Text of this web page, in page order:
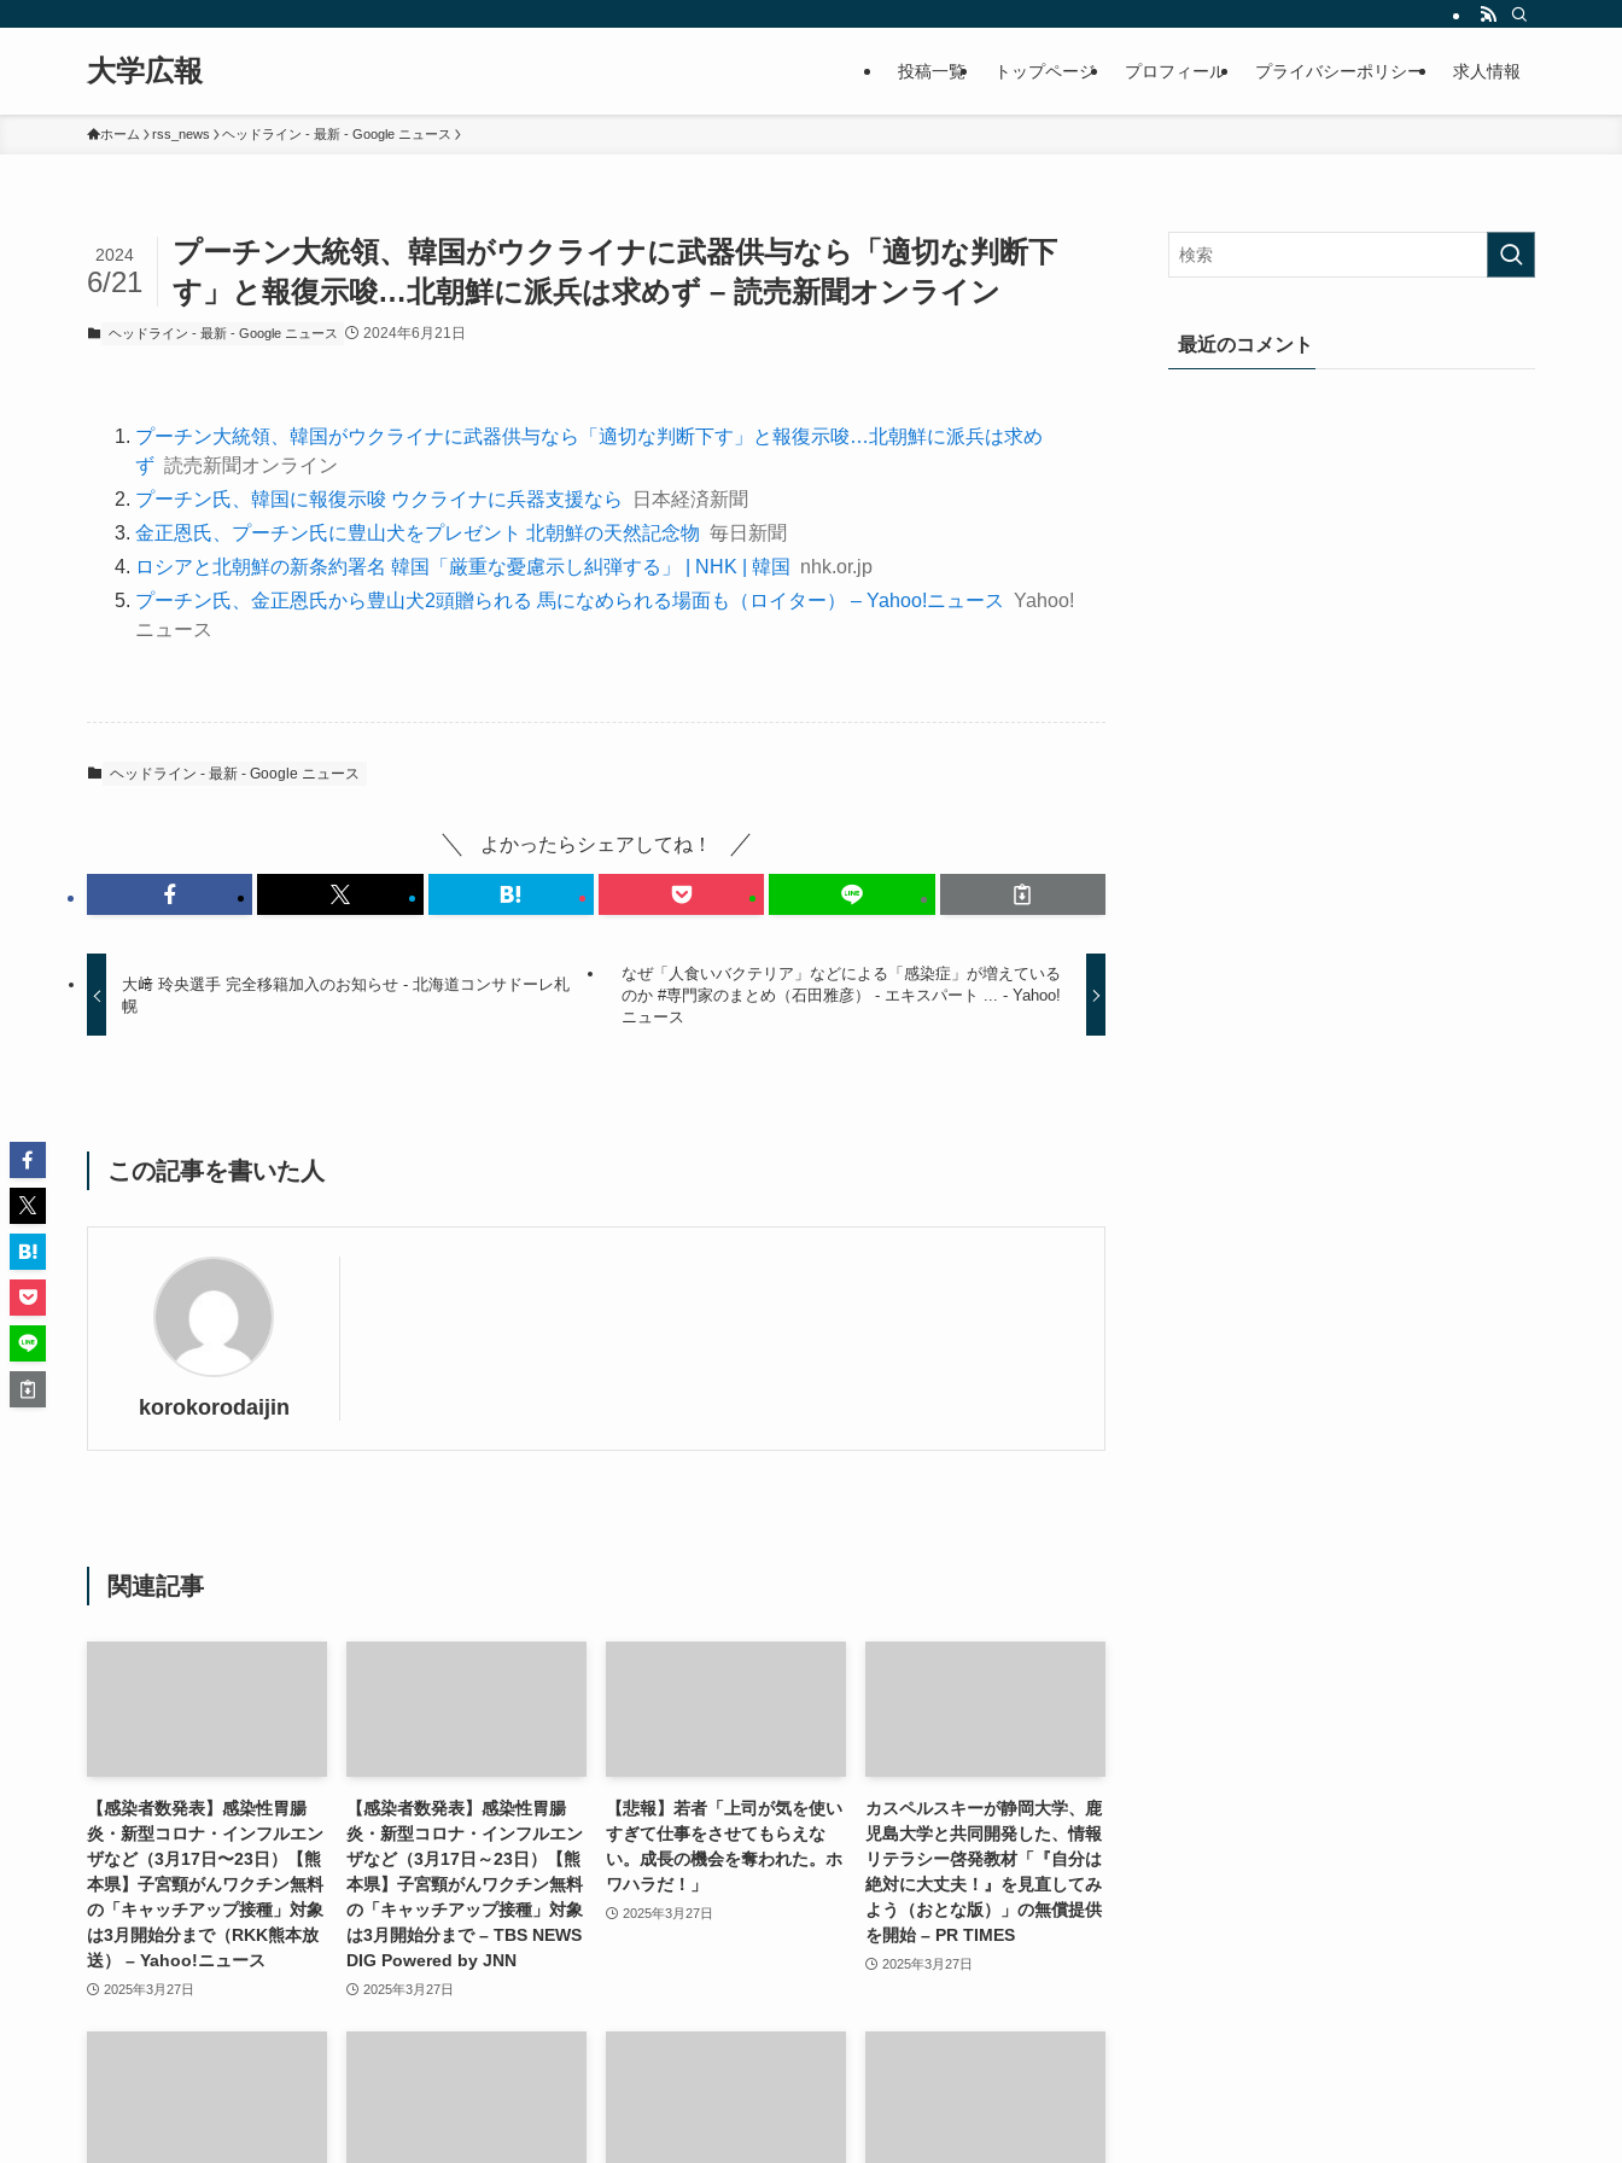
大学広報 投稿一覧 トップページ プロフィール プライバシーポリシー 求人情報
ホーム rss_news ヘッドライン - 最新 - Google ニュース
プーチン大統領、韓国がウクライナに武器供与なら「適切な判断下
す」と報復示唆…北朝鮮に派兵は求めず – 読売新聞オンライン
2024
6/21
ヘッドライン - 最新 - Google ニュース 2024年6月21日
プーチン大統領、韓国がウクライナに武器供与なら「適切な判断下す」と報復示唆…北朝鮮に派兵は求め
ず 読売新聞オンライン
プーチン氏、韓国に報復示唆 ウクライナに兵器支援なら
日本経済新聞
金正恩氏、プーチン氏に豊山犬をプレゼント 北朝鮮の天然記念物 毎日新聞
ロシアと北朝鮮の新条約署名 韓国「厳重な憂慮示し糾弾する」 | NHK | 韓国
nhk.or.jp
プーチン氏、金正恩氏から豊山犬2頭贈られる 馬になめられる場面も（ロイター） – Yahoo!ニュース Yahoo!
ニュース
ヘッドライン - 最新 - Google ニュース
よかったらシェアしてね！
大﨑 玲央選手 完全移籍加入のお知らせ - 北海道コンサドーレ札
幌
なぜ「人食いバクテリア」などによる「感染症」が増えている
のか #専門家のまとめ（石田雅彦） - エキスパート ... - Yahoo!
ニュース
この記事を書いた人
korokorodaijin
関連記事
【感染者数発表】感染性胃腸
炎・新型コロナ・インフルエン
ザなど（3月17日〜23日）【熊
本県】子宮頸がんワクチン無料
の「キャッチアップ接種」対象
は3月開始分まで（RKK熊本放
送） – Yahoo!ニュース
2025年3月27日
【感染者数発表】感染性胃腸
炎・新型コロナ・インフルエン
ザなど（3月17日～23日）【熊
本県】子宮頸がんワクチン無料
の「キャッチアップ接種」対象
は3月開始分まで – TBS NEWS
DIG Powered by JNN
2025年3月27日
【悲報】若者「上司が気を使い
すぎて仕事をさせてもらえな
い。成長の機会を奪われた。ホ
ワハラだ！」
2025年3月27日
カスペルスキーが静岡大学、鹿
児島大学と共同開発した、情報
リテラシー啓発教材「『自分は
絶対に大丈夫！』を見直してみ
よう（おとな版）」の無償提供
を開始 – PR TIMES
2025年3月27日
最近のコメント